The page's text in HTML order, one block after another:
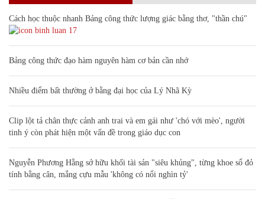
Cách học thuộc nhanh Bảng công thức lượng giác bằng thơ, "thần chú"
17
Bảng công thức đạo hàm nguyên hàm cơ bản cần nhớ
Nhiều điểm bất thường ở bằng đại học của Lý Nhã Kỳ
Clip lột tả chân thực cảnh anh trai và em gái như 'chó với mèo', người
tinh ý còn phát hiện một vấn đề trong giáo dục con
Nguyễn Phương Hằng sở hữu khối tài sản "siêu khủng", từng khoe sổ đỏ
tính bằng cân, mắng cựu mẫu 'không có nổi nghìn tỷ'